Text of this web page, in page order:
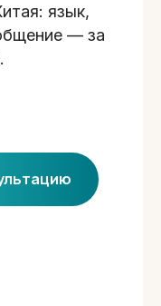
язык,
— за